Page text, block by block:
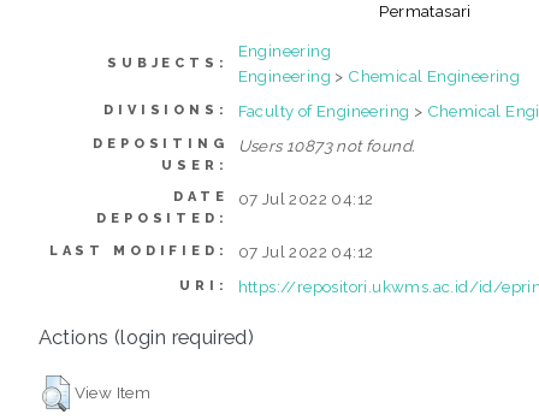
Permatasari
SUBJECTS:
Engineering
Engineering > Chemical Engineering
DIVISIONS: Faculty of Engineering > Chemical
DEPOSITING
USER:
Users 10873 not found.
DATE
DEPOSITED:
07 Jul 2022 04:12
LAST MODIFIED: 07 Jul 2022 04:12
URI: https://repositori.ukwms.ac.id/id/
Actions (login required)
View Item